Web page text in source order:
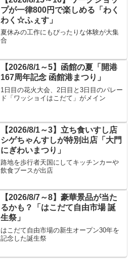
プが一律800円で楽しめる「わく
わく☆ふぇす」
夏休みの工作にもぴったりな体験が大集
合
【2026/8/1～5】函館の夏「開港
167周年記念 函館港まつり」
1日目の花火大会、2日目と3日目のパレー
ド「ワッショイはこだて」がメイン
【2026/8/1～3】立ち食いすし店
シゲちゃんすしが特別出店「大門
にぎわいまつり」
路地を歩行者天国にしてキッチンカーや
飲食ブースが出店
【2026/8/7～8】豪華景品が当た
るかも？「はこだて自由市場 誕
生祭」
はこだて自由市場の新生オープン30年を
記念した誕生祭